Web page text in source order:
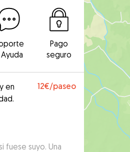
Pago
seguro
en
12€/paseo
fuese suyo. Una